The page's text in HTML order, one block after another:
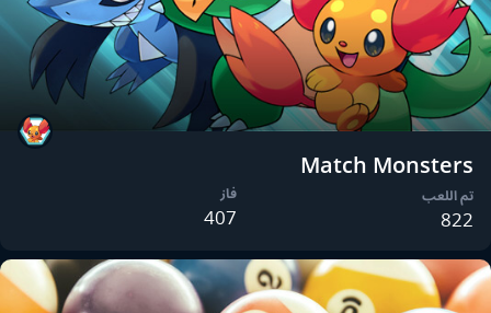
Match Monsters
تم اللعب
822
فاز
407